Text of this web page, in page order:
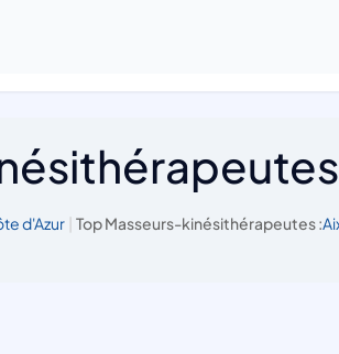
d'Azur | Top Masseurs-kinésithérapeutes :